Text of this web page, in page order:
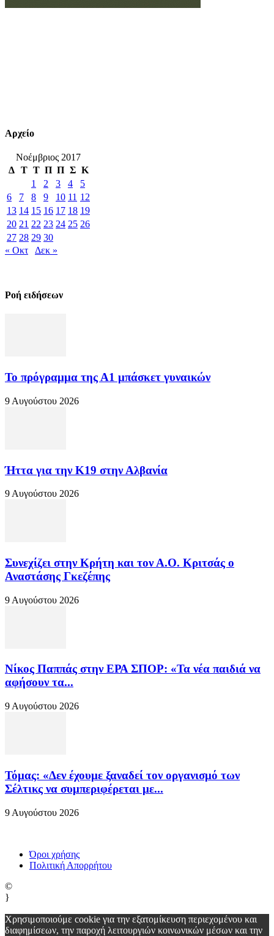
Αρχείο
Νοέμβριος 2017
Δ Τ Τ Π Π Σ Κ
1
2 3 4
5
6
7 8 9 10 11 12
13 14 15 16 17 18 19
20 21 22 23 24 25 26
27 28 29 30
« Οκτ
Δεκ »
Ροή ειδήσεων
Το πρόγραμμα της Α1 μπάσκετ γυναικών
9 Αυγούστου 2026
Ήττα για την Κ19 στην Αλβανία
9 Αυγούστου 2026
Συνεχίζει στην Κρήτη και τον Α.Ο. Κριτσάς ο
Αναστάσης Γκεζέπης
9 Αυγούστου 2026
Νίκος Παππάς στην ΕΡΑ ΣΠΟΡ: «Τα νέα παιδιά να
αφήσουν τα...
9 Αυγούστου 2026
Τόμας: «Δεν έχουμε ξαναδεί τον οργανισμό των
Σέλτικς να συμπεριφέρεται με...
9 Αυγούστου 2026
Όροι χρήσης
Πολιτική Απορρήτου
©
}
Χρησιμοποιούμε cookie για την εξατομίκευση περιεχομένου και
διαφημίσεων, την παροχή λειτουργιών κοινωνικών μέσων και την